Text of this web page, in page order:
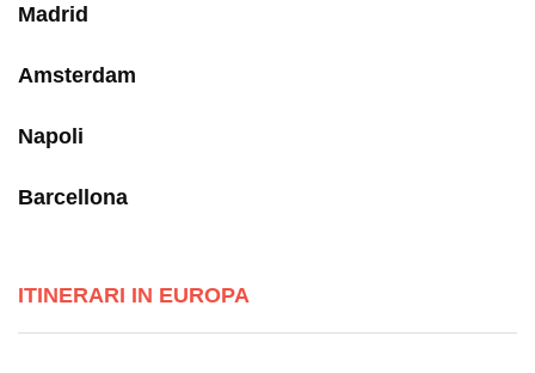
Madrid
Amsterdam
Napoli
Barcellona
ITINERARI IN EUROPA